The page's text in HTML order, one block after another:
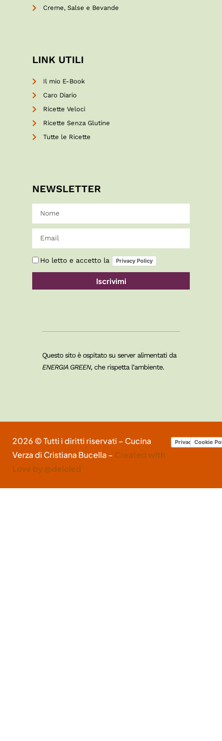
Creme, Salse e Bevande
LINK UTILI
Il mio E-Book
Caro Diario
Ricette Veloci
Ricette Senza Glutine
Tutte le Ricette
NEWSLETTER
Ho letto e accetto la Privacy Policy
Iscrivimi
Questo sito è ospitato su server alimentati da
ENERGIA GREEN, che rispetta l’ambiente.
2026 © Tutti i diritti riservati – Cucina
Verza di Cristiana Bucella – Created with
Love by @deloled
Privacy Policy
Cookie